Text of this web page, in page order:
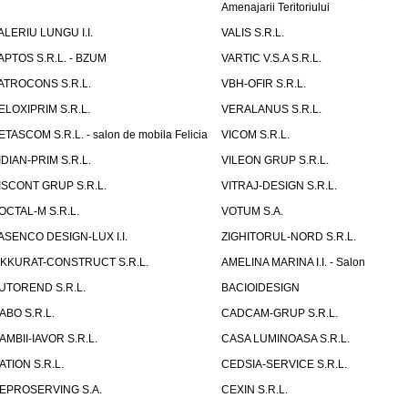
Amenajarii Teritoriului
LUNGU I.I.
VALIS S.R.L.
S.R.L. - BZUM
VARTIC V.S.A S.R.L.
S.R.L.
VBH-OFIR S.R.L.
S.R.L.
VERALANUS S.R.L.
S.R.L. - salon de mobila Felicia
VICOM S.R.L.
PRIM S.R.L.
VILEON GRUP S.R.L.
GRUP S.R.L.
VITRAJ-DESIGN S.R.L.
M S.R.L.
VOTUM S.A.
DESIGN-LUX I.I.
ZIGHITORUL-NORD S.R.L.
CONSTRUCT S.R.L.
AMELINA MARINA I.I. - Salon
S.R.L.
BACIOIDESIGN
S.R.L.
CADCAM-GRUP S.R.L.
IAVOR S.R.L.
CASA LUMINOASA S.R.L.
S.R.L.
CEDSIA-SERVICE S.R.L.
S.A.
CEXIN S.R.L.